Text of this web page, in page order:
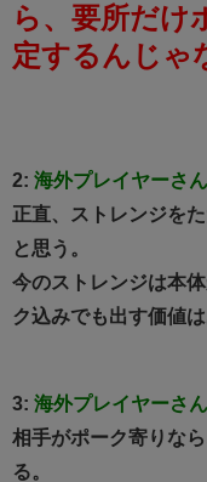
ら、要所だけ
定するんじゃ
2: 海外プレイヤーさん
正直、ストレンジを
と思う。
今のストレンジは本
ク込みでも出す価値は
3: 海外プレイヤーさん
相手がポーク寄りな
る。